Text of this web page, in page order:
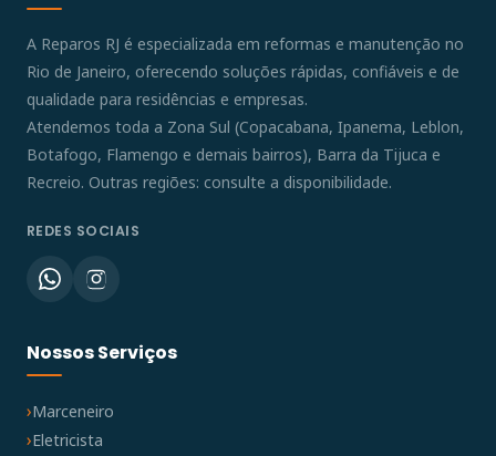
A Reparos RJ é especializada em reformas e manutenção no
Rio de Janeiro, oferecendo soluções rápidas, confiáveis e de
qualidade para residências e empresas.
Atendemos toda a Zona Sul (Copacabana, Ipanema, Leblon,
Botafogo, Flamengo e demais bairros), Barra da Tijuca e
Recreio. Outras regiões: consulte a disponibilidade.
REDES SOCIAIS
Nossos Serviços
Marceneiro
Eletricista